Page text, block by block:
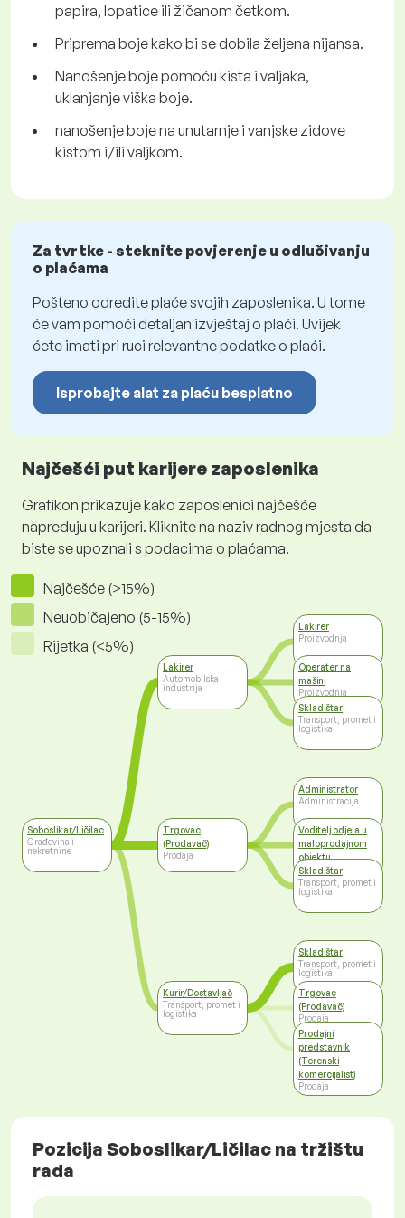
papira, lopatice ili žičanom četkom.
Priprema boje kako bi se dobila željena nijansa.
Nanošenje boje pomoću kista i valjaka,
uklanjanje viška boje.
nanošenje boje na unutarnje i vanjske zidove
kistom i/ili valjkom.
Za tvrtke - steknite povjerenje u odlučivanju
o plaćama
Pošteno odredite plaće svojih zaposlenika. U tome
će vam pomoći detaljan izvještaj o plaći. Uvijek
ćete imati pri ruci relevantne podatke o plaći.
Isprobajte alat za plaću besplatno
Najčešći put karijere zaposlenika
Grafikon prikazuje kako zaposlenici najčešće
napreduju u karijeri. Kliknite na naziv radnog mjesta da
biste se upoznali s podacima o plaćama.
Najčešće (>15%)
Neuobičajeno (5-15%)
Rijetka (<5%)
Soboslikar/Ličilac
Građevina i
nekretnine
Lakirer
Automobilska
industrija
Trgovac
(Prodavač)
Prodaja
Kurir/Dostavljač
Transport, promet i
logistika
Lakirer
Proizvodnja
Operater na
mašini
Proizvodnja
Skladištar
Transport, promet i
logistika
Administrator
Administracija
Voditelj odjela u
maloprodajnom
objektu
Prodaja
Skladištar
Transport, promet i
logistika
Skladištar
Transport, promet i
logistika
Trgovac
(Prodavač)
Prodaja
Prodajni
predstavnik
(Terenski
komercijalist)
Prodaja
Pozicija Soboslikar/Ličilac na tržištu
rada